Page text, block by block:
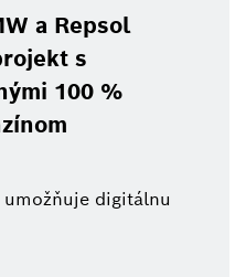
a Repsol
s
100 %
digitálnu